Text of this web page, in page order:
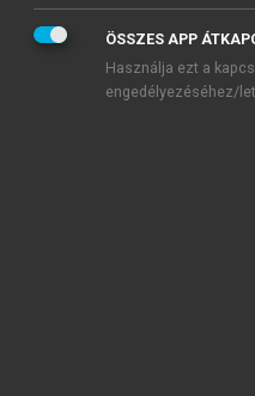
ÖSSZES APP
Használja ezt a
engedélyezéséhez/